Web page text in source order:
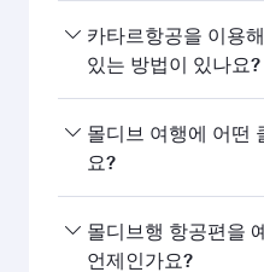
네, 카타르항공은 몰디
니다. 홈페이지에서 항
카타르항공을 이용
있는 방법이 있나요?
카타르항공의 몰디브행
다. 카타르항공은 도하
몰디브 여행에 어떤
요?
좌석 등급은 노선과 운
카타르항공이 운항하는
몰디브행 항공편을
언제인가요?